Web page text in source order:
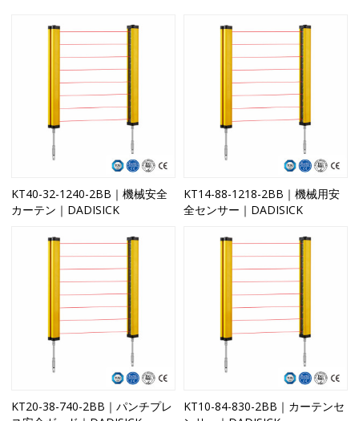
KT40-32-1240-2BB｜機械安全
カーテン｜DADISICK
KT14-88-1218-2BB｜機械用安
全センサー｜DADISICK
KT20-38-740-2BB｜パンチプレ
KT10-84-830-2BB｜カーテンセ